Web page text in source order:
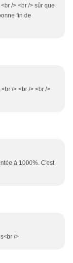
/> <br /> sûr que
fin de
/> <br /> <br />
à 1000%. C'est
/>